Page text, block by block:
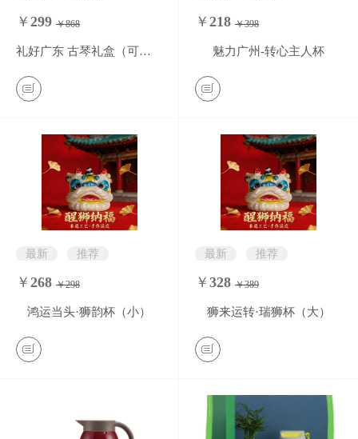
￥ 299 ￥868
0 条评价
礼好广东 古琴礼盒（可定制）
￥ 218 ￥398
条评价
魅力广州-转心主人杯
最新 推荐
￥ 268 ￥298
条评价
鸿运当头·狮韵杯（小）
最新 推荐
￥ 328 ￥389
条评价
狮来运转·瑞狮杯（大）